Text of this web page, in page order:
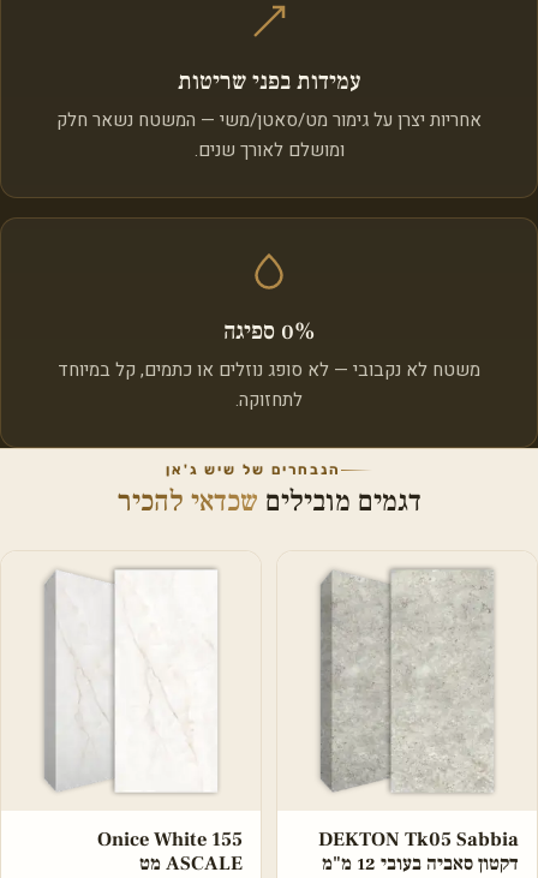
עמידות בפני שריטות
אחריות יצרן על גימור מט/סאטן/משי — המשטח נשאר חלק
ומושלם לאורך שנים.
0% ספיגה
משטח לא נקבובי — לא סופג נוזלים או כתמים, קל במיוחד
לתחזוקה.
הנבחרים של שיש ג'אן
דגמים מובילים שכדאי להכיר
DEKTON Tk05 Sabbia
דקטון סאביה בעובי 12 מ"מ
Onice White 155
ASCALE מט